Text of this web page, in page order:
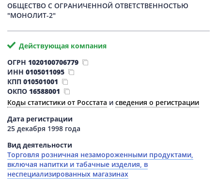
Долги
Налоги и сборы История изменений
ОБЩЕСТВО С ОГРАНИЧЕННОЙ ОТВЕТСТВЕННОСТЬЮ
"МОНОЛИТ-2"
Действующая компания
ОГРН 1020100706779
ИНН 0105011095
КПП 010501001
ОКПО 16588001
Коды статистики от Росстата и сведения о регистрации
Дата регистрации
25 декабря 1998 года
Вид деятельности
Торговля розничная незамороженными продуктами,
включая напитки и табачные изделия, в
неспециализированных магазинах